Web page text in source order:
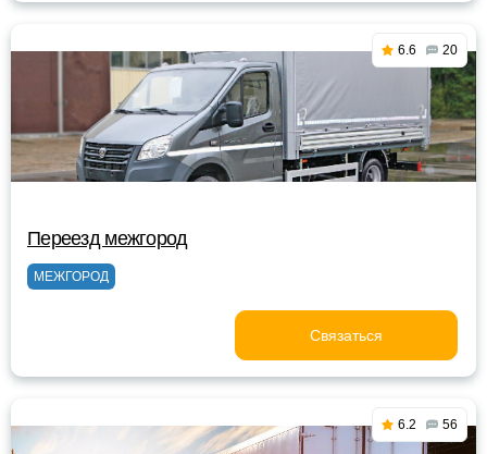
6.6 20
Переезд межгород
МЕЖГОРОД
Связаться
6.2 56